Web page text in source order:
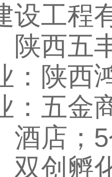
设工程
陕西五
：陕西
：五金
酒店；
双创孵